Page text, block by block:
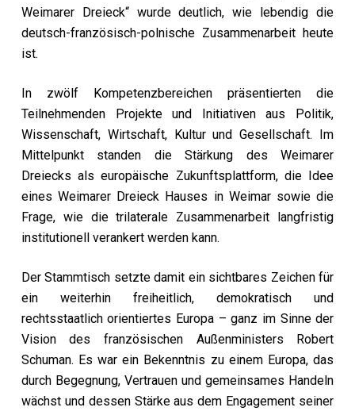
Weimarer Dreieck“ wurde deutlich, wie lebendig die
deutsch-französisch-polnische Zusammenarbeit heute
ist.
In zwölf Kompetenzbereichen präsentierten die
Teilnehmenden Projekte und Initiativen aus Politik,
Wissenschaft, Wirtschaft, Kultur und Gesellschaft. Im
Mittelpunkt standen die Stärkung des Weimarer
Dreiecks als europäische Zukunftsplattform, die Idee
eines Weimarer Dreieck Hauses in Weimar sowie die
Frage, wie die trilaterale Zusammenarbeit langfristig
institutionell verankert werden kann.
Der Stammtisch setzte damit ein sichtbares Zeichen für
ein weiterhin freiheitlich, demokratisch und
rechtsstaatlich orientiertes Europa – ganz im Sinne der
Vision des französischen Außenministers Robert
Schuman. Es war ein Bekenntnis zu einem Europa, das
durch Begegnung, Vertrauen und gemeinsames Handeln
wächst und dessen Stärke aus dem Engagement seiner